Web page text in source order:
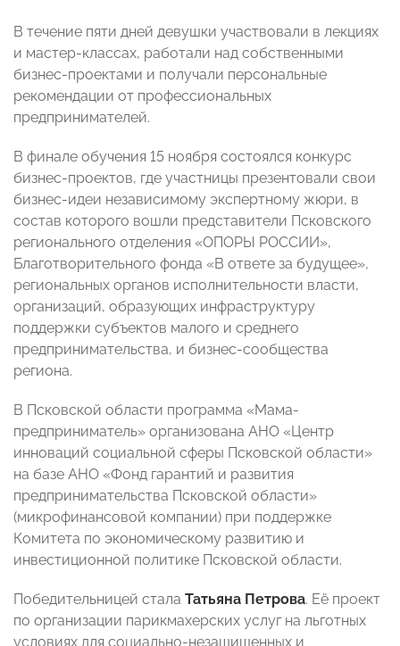
В течение пяти дней девушки участвовали в лекциях
и мастер-классах, работали над собственными
бизнес-проектами и получали персональные
рекомендации от профессиональных
предпринимателей.
В финале обучения 15 ноября состоялся конкурс
бизнес-проектов, где участницы презентовали свои
бизнес-идеи независимому экспертному жюри, в
состав которого вошли представители Псковского
регионального отделения «ОПОРЫ РОССИИ»,
Благотворительного фонда «В ответе за будущее»,
региональных органов исполнительности власти,
организаций, образующих инфраструктуру
поддержки субъектов малого и среднего
предпринимательства, и бизнес-сообщества
региона.
В Псковской области программа «Мама-
предприниматель» организована АНО «Центр
инноваций социальной сферы Псковской области»
на базе АНО «Фонд гарантий и развития
предпринимательства Псковской области»
(микрофинансовой компании) при поддержке
Комитета по экономическому развитию и
инвестиционной политике Псковской области.
Победительницей стала Татьяна Петрова. Её проект
по организации парикмахерских услуг на льготных
условиях для социально-незащищенных и